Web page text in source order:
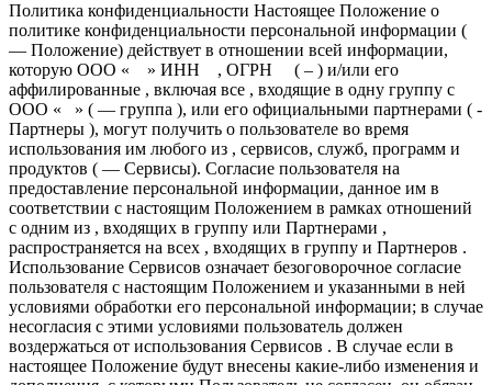
Политика конфиденциальности Настоящее Положение о
политике конфиденциальности персональной информации (
— Положение) действует в отношении всей информации,
которую ООО « » ИНН , ОГРН ( – ) и/или его
аффилированные , включая все , входящие в одну группу с
ООО « » ( — группа ), или его официальными партнерами ( -
Партнеры ), могут получить о пользователе во время
использования им любого из , сервисов, служб, программ и
продуктов ( — Сервисы). Согласие пользователя на
предоставление персональной информации, данное им в
соответствии с настоящим Положением в рамках отношений
с одним из , входящих в группу или Партнерами ,
распространяется на всех , входящих в группу и Партнеров .
Использование Сервисов означает безоговорочное согласие
пользователя с настоящим Положением и указанными в ней
условиями обработки его персональной информации; в случае
несогласия с этими условиями пользователь должен
воздержаться от использования Сервисов . В случае если в
настоящее Положение будут внесены какие-либо изменения и